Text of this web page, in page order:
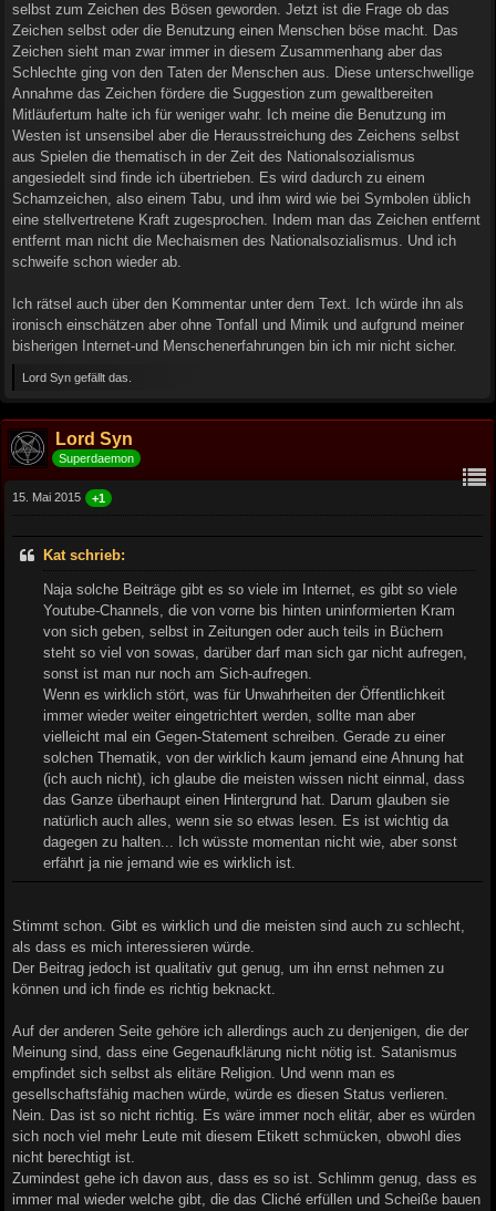
selbst zum Zeichen des Bösen geworden. Jetzt ist die Frage ob das
Zeichen selbst oder die Benutzung einen Menschen böse macht. Das
Zeichen sieht man zwar immer in diesem Zusammenhang aber das
Schlechte ging von den Taten der Menschen aus. Diese unterschwellige
Annahme das Zeichen fördere die Suggestion zum gewaltbereiten
Mitläufertum halte ich für weniger wahr. Ich meine die Benutzung im
Westen ist unsensibel aber die Herausstreichung des Zeichens selbst
aus Spielen die thematisch in der Zeit des Nationalsozialismus
angesiedelt sind finde ich übertrieben. Es wird dadurch zu einem
Schamzeichen, also einem Tabu, und ihm wird wie bei Symbolen üblich
eine stellvertretene Kraft zugesprochen. Indem man das Zeichen entfernt
entfernt man nicht die Mechaismen des Nationalsozialismus. Und ich
schweife schon wieder ab.
Ich rätsel auch über den Kommentar unter dem Text. Ich würde ihn als
ironisch einschätzen aber ohne Tonfall und Mimik und aufgrund meiner
bisherigen Internet-und Menschenerfahrungen bin ich mir nicht sicher.
Lord Syn gefällt das.
Lord Syn
Superdaemon
15. Mai 2015 +1
Kat schrieb:
Naja solche Beiträge gibt es so viele im Internet, es gibt so viele
Youtube-Channels, die von vorne bis hinten uninformierten Kram
von sich geben, selbst in Zeitungen oder auch teils in Büchern
steht so viel von sowas, darüber darf man sich gar nicht aufregen,
sonst ist man nur noch am Sich-aufregen.
Wenn es wirklich stört, was für Unwahrheiten der Öffentlichkeit
immer wieder weiter eingetrichtert werden, sollte man aber
vielleicht mal ein Gegen-Statement schreiben. Gerade zu einer
solchen Thematik, von der wirklich kaum jemand eine Ahnung hat
(ich auch nicht), ich glaube die meisten wissen nicht einmal, dass
das Ganze überhaupt einen Hintergrund hat. Darum glauben sie
natürlich auch alles, wenn sie so etwas lesen. Es ist wichtig da
dagegen zu halten... Ich wüsste momentan nicht wie, aber sonst
erfährt ja nie jemand wie es wirklich ist.
Stimmt schon. Gibt es wirklich und die meisten sind auch zu schlecht,
als dass es mich interessieren würde.
Der Beitrag jedoch ist qualitativ gut genug, um ihn ernst nehmen zu
können und ich finde es richtig beknackt.
Auf der anderen Seite gehöre ich allerdings auch zu denjenigen, die der
Meinung sind, dass eine Gegenaufklärung nicht nötig ist. Satanismus
empfindet sich selbst als elitäre Religion. Und wenn man es
gesellschaftsfähig machen würde, würde es diesen Status verlieren.
Nein. Das ist so nicht richtig. Es wäre immer noch elitär, aber es würden
sich noch viel mehr Leute mit diesem Etikett schmücken, obwohl dies
nicht berechtigt ist.
Zumindest gehe ich davon aus, dass es so ist. Schlimm genug, dass es
immer mal wieder welche gibt, die das Cliché erfüllen und Scheiße bauen